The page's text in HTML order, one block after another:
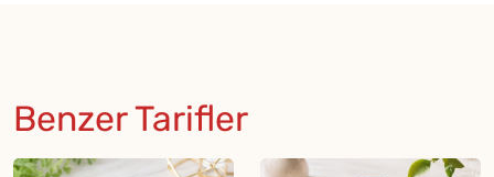
Benzer Tarifler